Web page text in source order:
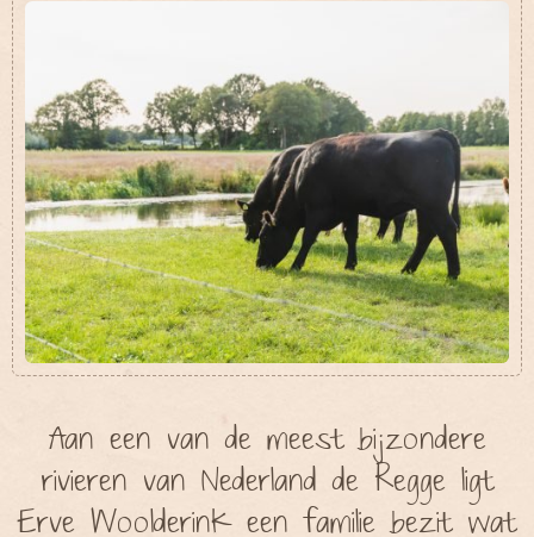
Aan een van de meest bijzondere
rivieren van Nederland de Regge ligt
Erve Woolderink een familie bezit wat